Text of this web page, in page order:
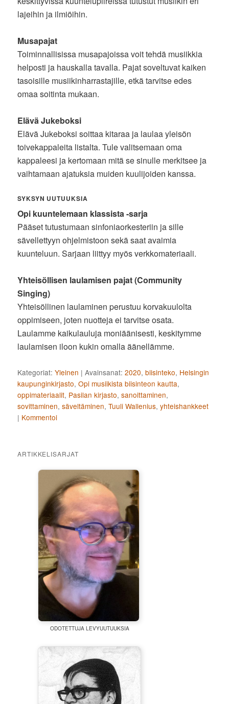
lajeihin ja ilmiöihin.
Musapajat
Toiminnallisissa musapajoissa voit tehdä musiikkia
helposti ja hauskalla tavalla. Pajat soveltuvat kaiken
tasoisille musiikinharrastajille, etkä tarvitse edes
omaa soitinta mukaan.
Elävä Jukeboksi
Elävä Jukeboksi soittaa kitaraa ja laulaa yleisön
toivekappaleita listalta. Tule valitsemaan oma
kappaleesi ja kertomaan mitä se sinulle merkitsee ja
vaihtamaan ajatuksia muiden kuulijoiden kanssa.
SYKSYN UUTUUKSIA
Opi kuuntelemaan klassista -sarja
Pääset tutustumaan sinfoniaorkesteriin ja sille
sävellettyyn ohjelmistoon sekä saat avaimia
kuunteluun. Sarjaan liittyy myös verkkomateriaali.
Yhteisöllisen laulamisen pajat (Community
Singing)
Yhteisöllinen laulaminen perustuu korvakuulolta
oppimiseen, joten nuotteja ei tarvitse osata.
Laulamme kaikulauluja moniäänisesti, keskitymme
laulamisen iloon kukin omalla äänellämme.
Kategoriat: Yleinen |Avainsanat: 2020,biisinteko, Helsingin
kaupunginkirjasto,Opi musiikista biisinteon kautta,
oppimateriaalit, Pasilan kirjasto,sanoittaminen,
sovittaminen,säveltäminen,Tuuli Wallenius,yhteishankkeet
| Kommentoi
ARTIKKELISARJAT
ODOTETTUJA LEVYUUTUUKSIA